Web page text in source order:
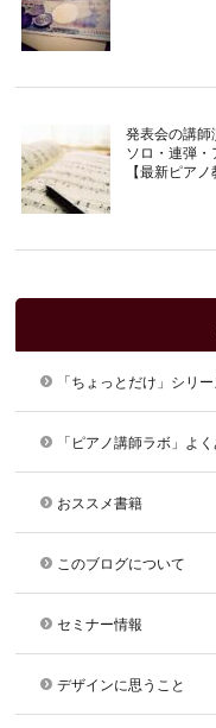
発表会の講師
ソロ・連弾
【最新ピア
「ちょっとだけ」シリ
「ピアノ講師ラボ」よ
おススメ書籍
このブログについて
セミナー情報
デザインに思うこと